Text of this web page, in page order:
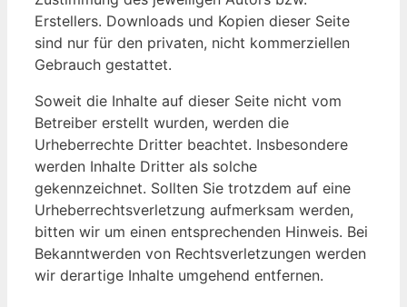
Erstellers. Downloads und Kopien dieser Seite
sind nur für den privaten, nicht kommerziellen
Gebrauch gestattet.
Soweit die Inhalte auf dieser Seite nicht vom
Betreiber erstellt wurden, werden die
Urheberrechte Dritter beachtet. Insbesondere
werden Inhalte Dritter als solche
gekennzeichnet. Sollten Sie trotzdem auf eine
Urheberrechtsverletzung aufmerksam werden,
bitten wir um einen entsprechenden Hinweis. Bei
Bekanntwerden von Rechtsverletzungen werden
wir derartige Inhalte umgehend entfernen.